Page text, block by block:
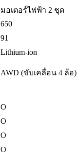
มอเตอร์ไฟฟ้า 2 ชุด
650
91
Lithium-ion
AWD (ขับเคลื่อน 4 ล้อ)
O
O
O
O